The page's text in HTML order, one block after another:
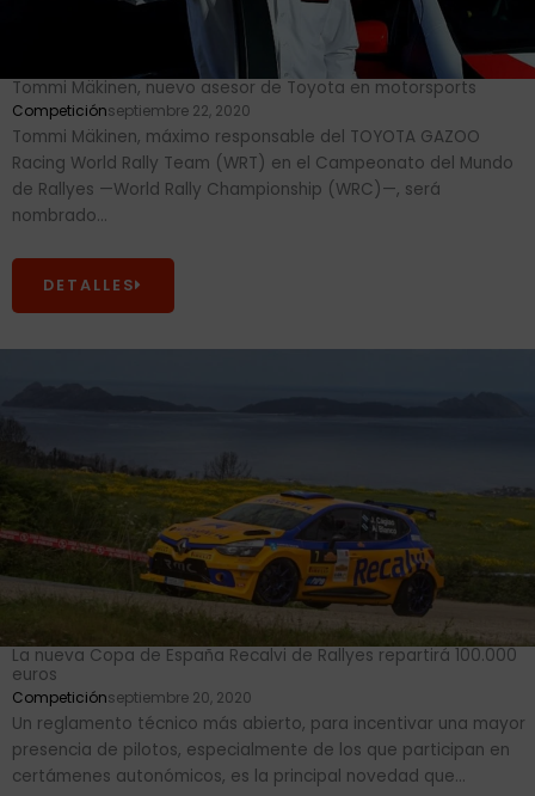
Tommi Mäkinen, nuevo asesor de Toyota en motorsports
Competiciónseptiembre 22, 2020
Tommi Mäkinen, máximo responsable del TOYOTA GAZOO
Racing World Rally Team (WRT) en el Campeonato del Mundo
de Rallyes —World Rally Championship (WRC)—, será
nombrado...
DETALLES
La nueva Copa de España Recalvi de Rallyes repartirá 100.000
euros
Competiciónseptiembre 20, 2020
Un reglamento técnico más abierto, para incentivar una mayor
presencia de pilotos, especialmente de los que participan en
certámenes autonómicos, es la principal novedad que...